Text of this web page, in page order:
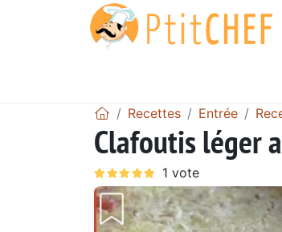
Recettes Entrée
Clafoutis léger